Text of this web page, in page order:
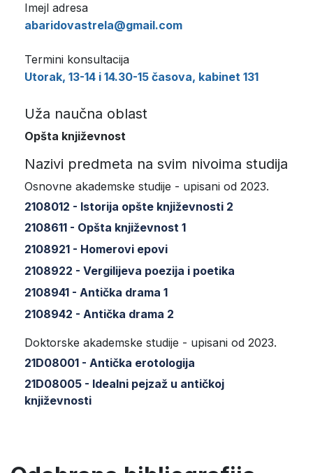
Imejl adresa
abaridovastrela@gmail.com
Termini konsultacija
Utorak, 13-14 i 14.30-15 časova, kabinet 131
Uža naučna oblast
Opšta književnost
Nazivi predmeta na svim nivoima studija
Osnovne akademske studije - upisani od 2023.
2108012 - Istorija opšte književnosti 2
2108611 - Opšta književnost 1
2108921 - Homerovi epovi
2108922 - Vergilijeva poezija i poetika
2108941 - Antička drama 1
2108942 - Antička drama 2
Doktorske akademske studije - upisani od 2023.
21D08001 - Antička erotologija
21D08005 - Idealni pejzaž u antičkoj
književnosti